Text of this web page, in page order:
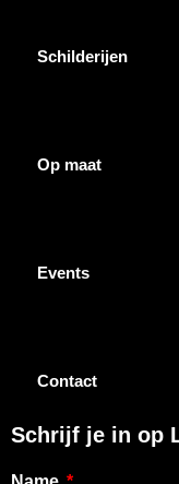
Schilderijen
Op maat
Events
Contact
Schrijf je in op